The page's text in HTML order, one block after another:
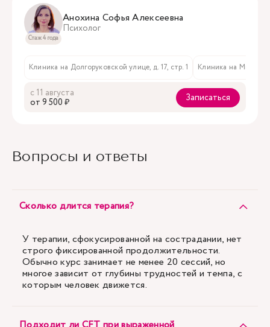
Стаж 4 года
Анохина Софья Алексеевна
Психолог
Клиника на Долгоруковской улице, д. 17, стр. 1 Клиника на
с 11 августа
oт 9 500 ₽
Записаться
Вопросы и ответы
Сколько длится терапия?
У терапии, сфокусированной на сострадании, нет
строго фиксированной продолжительности.
Обычно курс занимает не менее 20 сессий, но
многое зависит от глубины трудностей и темпа, с
которым человек движется.